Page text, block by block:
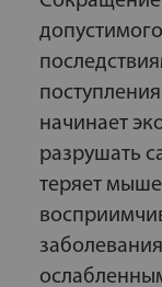
начинает
разрушать
теряет